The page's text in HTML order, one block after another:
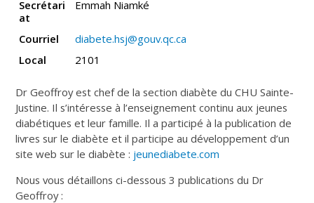
Secrétari
at
Emmah Niamké
Courriel
diabete.hsj@gouv.qc.ca
Local
2101
Dr Geoffroy est chef de la section diabète du CHU Sainte-
Justine. Il s’intéresse à l’enseignement continu aux jeunes
diabétiques et leur famille. Il a participé à la publication de
livres sur le diabète et il participe au développement d’un
site web sur le diabète : jeunediabete.com
Nous vous détaillons ci-dessous 3 publications du Dr
Geoffroy :